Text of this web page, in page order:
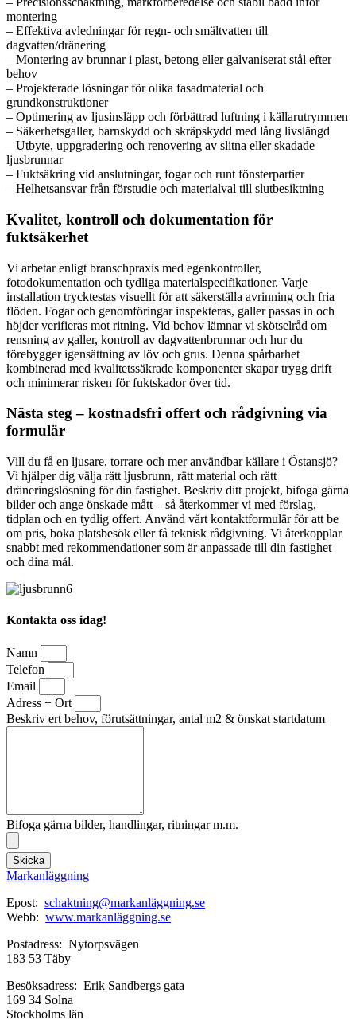
montering
– Effektiva avledningar för regn- och smältvatten till
dagvatten/dränering
– Montering av brunnar i plast, betong eller galvaniserat stål efter
behov
– Projekterade lösningar för olika fasadmaterial och
grundkonstruktioner
– Optimering av ljusinsläpp och förbättrad luftning i källarutrymmen
– Säkerhetsgaller, barnskydd och skräpskydd med lång livslängd
– Utbyte, uppgradering och renovering av slitna eller skadade
ljusbrunnar
– Fuktsäkring vid anslutningar, fogar och runt fönsterpartier
– Helhetsansvar från förstudie och materialval till slutbesiktning
Kvalitet, kontroll och dokumentation för
fuktsäkerhet
Vi arbetar enligt branschpraxis med egenkontroller,
fotodokumentation och tydliga materialspecifikationer. Varje
installation trycktestas visuellt för att säkerställa avrinning och fria
flöden. Fogar och genomföringar inspekteras, galler passas in och
höjder verifieras mot ritning. Vid behov lämnar vi skötselråd om
rensning av galler, kontroll av dagvattenbrunnar och hur du
förebygger igensättning av löv och grus. Denna spårbarhet
kombinerad med kvalitetssäkrade komponenter skapar trygg drift
och minimerar risken för fuktskador över tid.
Nästa steg – kostnadsfri offert och rådgivning via
formulär
Vill du få en ljusare, torrare och mer användbar källare i Östansjö?
Vi hjälper dig välja rätt ljusbrunn, rätt material och rätt
dräneringslösning för din fastighet. Beskriv ditt projekt, bifoga gärna
bilder och ange önskade mått – så återkommer vi med förslag,
tidplan och en tydlig offert. Använd vårt kontaktformulär för att be
om pris, boka platsbesök eller få teknisk rådgivning. Vi återkopplar
snabbt med rekommendationer som är anpassade till din fastighet
och dina mål.
Kontakta oss idag!
Namn
Telefon
Email
Adress + Ort
Beskriv ert behov, förutsättningar, antal m2 & önskat startdatum
Bifoga gärna bilder, handlingar, ritningar m.m.
Skicka
Markanläggning
Epost: schaktning@markanläggning.se
Webb: www.markanläggning.se
Postadress: Nytorpsvägen
183 53 Täby
Besöksadress: Erik Sandbergs gata
169 34 Solna
Stockholms län